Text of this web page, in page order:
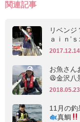
関連記事
リベン
ａｉｎ’
2017.12.14
お魚さん
＠金沢八
2018.05.23
11月の釣
真鯛